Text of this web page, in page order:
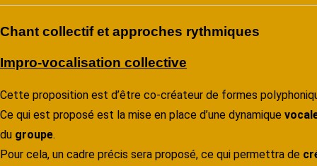
Chant collectif et approches rythmiques
Impro-vocalisation collective
Cette proposition est d’être co-créateur de formes
Ce qui est proposé est la mise en place d’une dynamique
du groupe.
Pour cela, un cadre précis sera proposé, ce qui permettra de